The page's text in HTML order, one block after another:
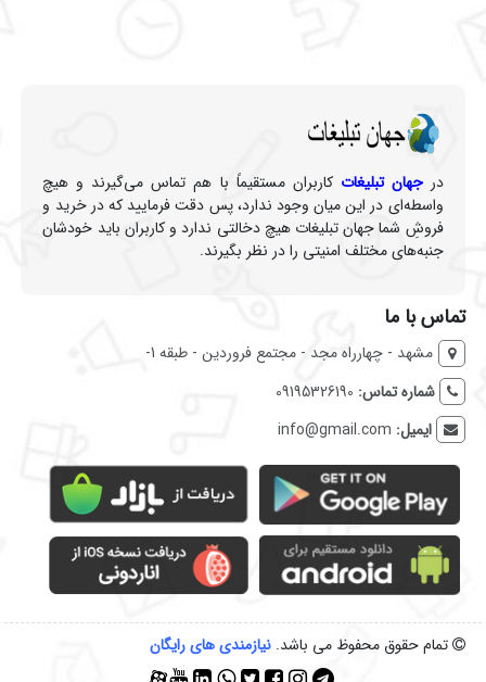
درجهان تبلیغات کاربران مستقیماً با هم تماس می‌گیرند و هیچ
واسطه‌ای در این میان وجود ندارد، پس دقت فرمایید که در خرید و
فروشِ شما جهان تبلیغات هیچ دخالتی ندارد و کاربران باید خودشان
جنبه‌های مختلف امنیتی را در نظر بگیرند.
تماس با ما
مشهد - چهارراه مجد - مجتمع فروردین - طبقه 1-
شماره تماس: 09195326190
ایمیل: info@gmail.com
تمام حقوق محفوظ می باشد.نیازمندی‌ های رایگان